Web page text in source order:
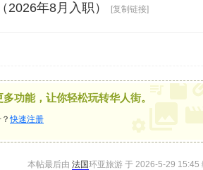
年8月入职） [复制链接]
功能，让你轻松玩转华人街。
快速注册
本帖最后由 法国环亚旅游 于 2026-5-29 15:45